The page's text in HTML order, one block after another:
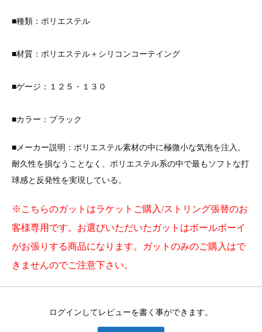
■種類：ポリエステル
■材質：ポリエステル＋シリコンコーテイング
■ゲージ：１２５・１３０
■カラー：ブラック
■メーカー説明：ポリエステル素材の中に極微小な気泡を注入。
耐久性を損なうことなく、ポリエステル系の中で最もソフトな打
球感と反発性を実現している。
※こちらのガットはラケットご購入/ストリング張替のお
客様専用です。お選びいただいたガットはボールボーイ
がお張りする商品になります。ガットのみのご購入はで
きませんのでご注意下さい。
ログインしてレビューを書く事ができます。